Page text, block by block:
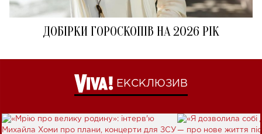
ДОБІРКИ ГОРОСКОПІВ НА 2026 РІК
ЕКСКЛЮЗИВ